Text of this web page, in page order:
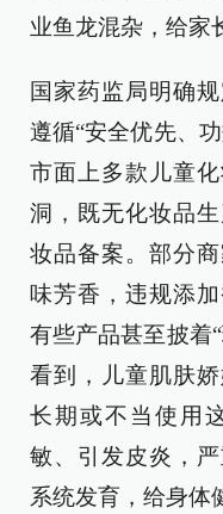
业鱼龙混杂，给家
国家药监局明确
遵循“安全优先、
市面上多款儿童
洞，既无化妆品
妆品备案。部分
味芳香，违规添
有些产品甚至披着
看到，儿童肌肤
长期或不当使用
敏、引发皮炎，
系统发育，给身体